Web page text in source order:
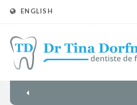
ENGLISH